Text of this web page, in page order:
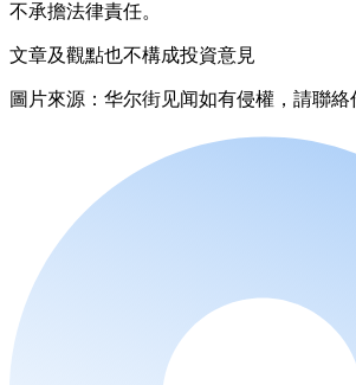
不承擔法律責任。
文章及觀點也不構成投資意見
圖片來源：华尔街见闻如有侵權，請聯絡